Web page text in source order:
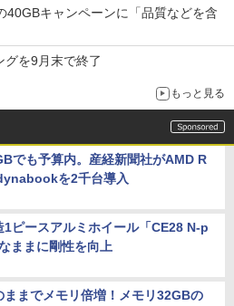
40GBキャンペーンに「品質などを含
グを9月末で終了
もっと見る
でも予算内。産経新聞社がAMD R
を2千台導入
1ピースアルミホイール「CE28 N-p
ままに剛性を向上
ままでメモリ倍増！メモリ32GBの